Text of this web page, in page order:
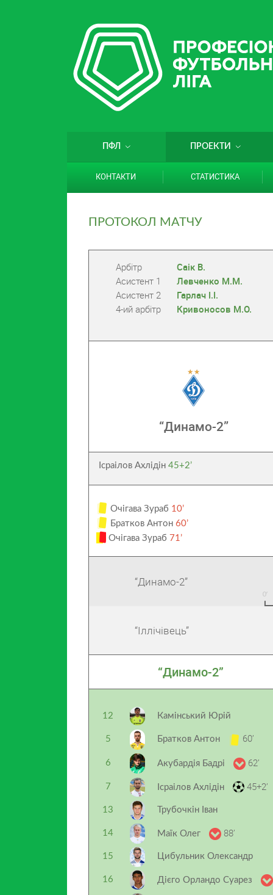
ПФЛ ПРОЕКТИ
КОНТАКТИ СТАТИСТИКА
ПРОТОКОЛ МАТЧУ
Арбітр
Саік В.
Асистент 1
Левченко М.М.
Асистент 2
Гарлач І.І.
4-ий арбітр
Кривоносов М.О.
“Динамо-2”
Ісраілов Ахлідін45+2’
Очігава Зураб 10’
Братков Антон 60’
Очігава Зураб 71’
“Динамо-2”
“Іллічівець”
“Динамо-2”
12 Камінський Юрій
5 Братков Антон 60’
6 Акубардія Бадрі 62’
7 Ісраілов Ахлідін 45+2’
13 Трубочкін Іван
14 Маїк Олег 88’
15 Цибульник Олександр
16 Дієго Орландо Суарез